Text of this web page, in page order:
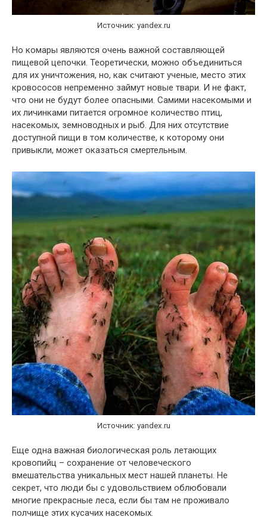
Источник: yandex.ru
Но комары являются очень важной составляющей
пищевой цепочки. Теоретически, можно объединиться
для их уничтожения, но, как считают ученые, место этих
кровососов непременно займут новые твари. И не факт,
что они не будут более опасными. Самими насекомыми и
их личинками питается огромное количество птиц,
насекомых, земноводных и рыб. Для них отсутствие
доступной пищи в том количестве, к которому они
привыкли, может оказаться смертельным.
Источник: yandex.ru
Еще одна важная биологическая роль летающих
кровопийц – сохранение от человеческого
вмешательства уникальных мест нашей планеты. Не
секрет, что люди бы с удовольствием облюбовали
многие прекрасные леса, если бы там не проживало
полчище этих кусачих насекомых.